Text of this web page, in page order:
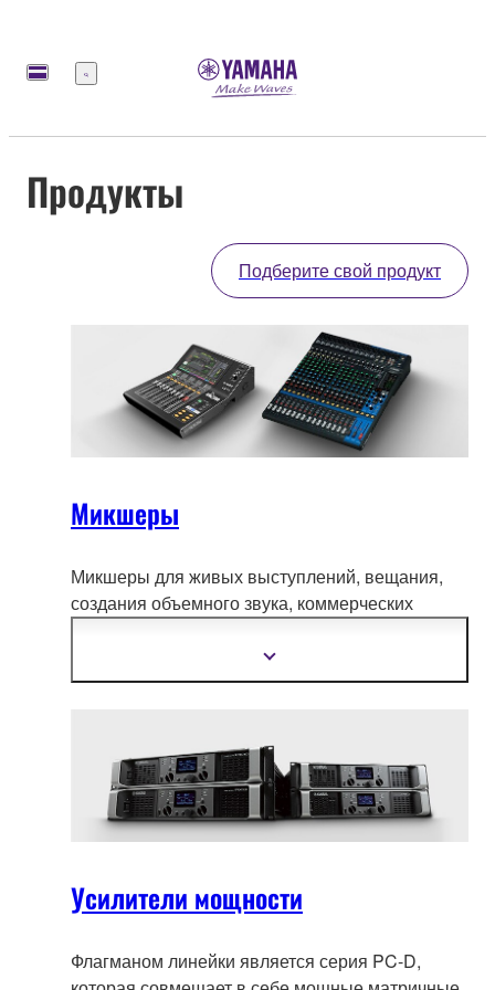
Меню
Продукты
Подберите свой продукт
Микшеры
Микшеры для живых выступлений, вещания,
создания объемного звука, коммерческих
олучили заслуженное
признание лучших в мире звукоинженеров за
Показать
Усилители мощности
Флагманом линейки является серия PC-D,